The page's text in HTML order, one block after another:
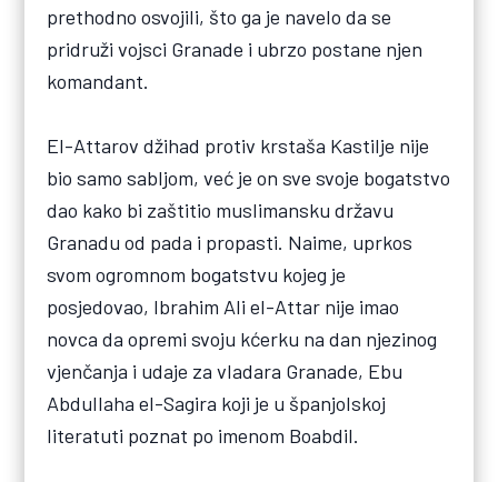
prethodno osvojili, što ga je navelo da se
pridruži vojsci Granade i ubrzo postane njen
komandant.
El-Attarov džihad protiv krstaša Kastilje nije
bio samo sabljom, već je on sve svoje bogatstvo
dao kako bi zaštitio muslimansku državu
Granadu od pada i propasti. Naime, uprkos
svom ogromnom bogatstvu kojeg je
posjedovao, Ibrahim Ali el-Attar nije imao
novca da opremi svoju kćerku na dan njezinog
vjenčanja i udaje za vladara Granade, Ebu
Abdullaha el-Sagira koji je u španjolskoj
literatuti poznat po imenom Boabdil.